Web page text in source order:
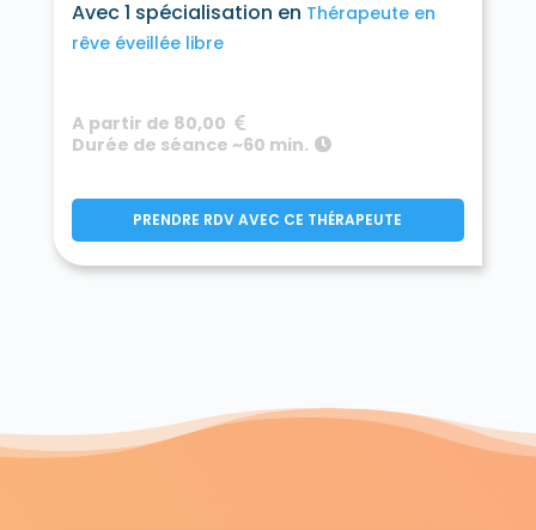
Avec 1 spécialisation en Thérapeute en
rêve éveillée libre
A partir de 80,00
Durée de séance ~60 min.
PRENDRE RDV AVEC CE THÉRAPEUTE